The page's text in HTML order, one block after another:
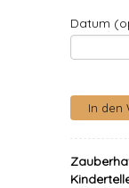
Datum